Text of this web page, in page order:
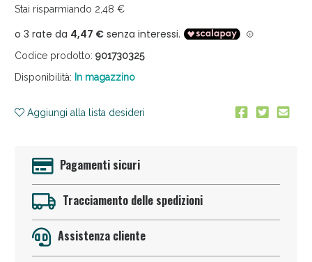
Stai risparmiando 2,48 €
Codice prodotto: 901730325
Disponibilità: In magazzino
Aggiungi alla lista desideri
Pagamenti sicuri
Tracciamento delle spedizioni
Assistenza cliente
Anticellulite e Fanghi: Sconto fino al 40% valido
oggi!